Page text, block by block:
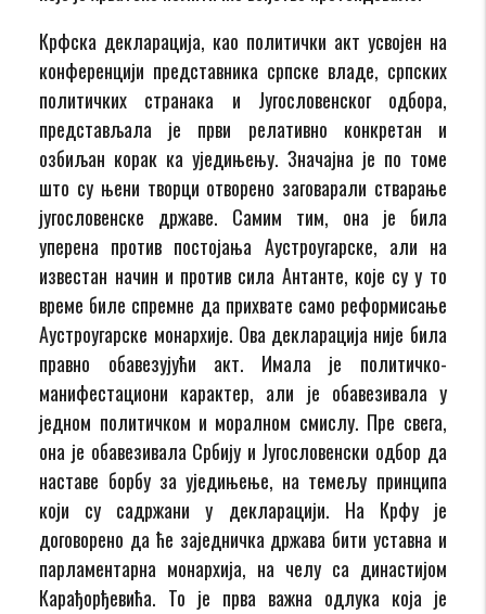
Крфска декларација, као политички акт усвојен на
конференцији представника српске владе, српских
политичких странака и Југословенског одбора,
представљала је први релативно конкретан и
озбиљан корак ка уједињењу. Значајна је по томе
што су њени творци отворено заговарали стварање
југословенске државе. Самим тим, она је била
уперена против постојања Аустроугарске, али на
известан начин и против сила Антанте, које су у то
време биле спремне да прихвате само реформисање
Аустроугарске монархије. Ова декларација није била
правно обавезујући акт. Имала је политичко-
манифестациони карактер, али је обавезивала у
једном политичком и моралном смислу. Пре свега,
она је обавезивала Србију и Југословенски одбор да
наставе борбу за уједињење, на темељу принципа
који су садржани у декларацији. На Крфу је
договорено да ће заједничка држава бити уставна и
парламентарна монархија, на челу са династијом
Карађорђевића. То је прва важна одлука која је